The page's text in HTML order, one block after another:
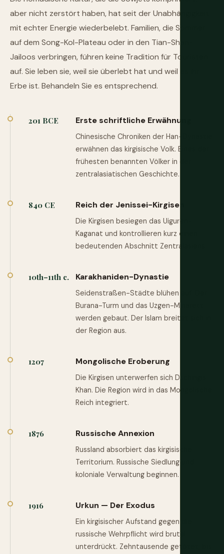
aber nicht zerstört haben, hat seit der Unabhängigkeit
mit echter Energie wiederbelebt. Familien, die Sommer
auf dem Song-Kol-Plateau oder in den Tian-Shan-
Jailoos verbringen, führen keine Tradition für Touristen
auf. Sie leben sie, weil sie überlebt hat und weil es ihr
Erbe ist. Behandeln Sie es entsprechend.
201 BCE Erste schriftliche Erwähnung
Chinesische Chroniken der Han-Dynastie
erwähnen das kirgisische Volk. Eines der
frühesten benannten Völker in der
zentralasiatischen Geschichte.
840 CE Reich der Jenissei-Kirgisen
Die Kirgisen besiegen das Uiguren-
Kaganat und kontrollieren kurz einen
bedeutenden Abschnitt Zentralasiens.
10th–11th c. Karakhaniden-Dynastie
Seidenstraßen-Städte blühen auf. Der
Burana-Turm und das Uzgen-Minarett
werden gebaut. Der Islam breitet sich in
der Region aus.
1207 Mongolische Eroberung
Die Kirgisen unterwerfen sich Dschingis
Khan. Die Region wird in das Mongolische
Reich integriert.
1876 Russische Annexion
Russland absorbiert das kirgisische
Territorium. Russische Siedlung und
koloniale Verwaltung beginnen.
1916 Urkun — Der Exodus
Ein kirgisischer Aufstand gegen die
russische Wehrpflicht wird brutal
unterdrückt. Zehntausende getötet; bis